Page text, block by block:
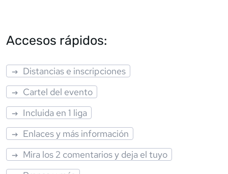
Accesos rápidos:
Distancias e inscripciones
Cartel del evento
Incluida en 1 liga
Enlaces y más información
Mira los 2 comentarios y deja el tuyo